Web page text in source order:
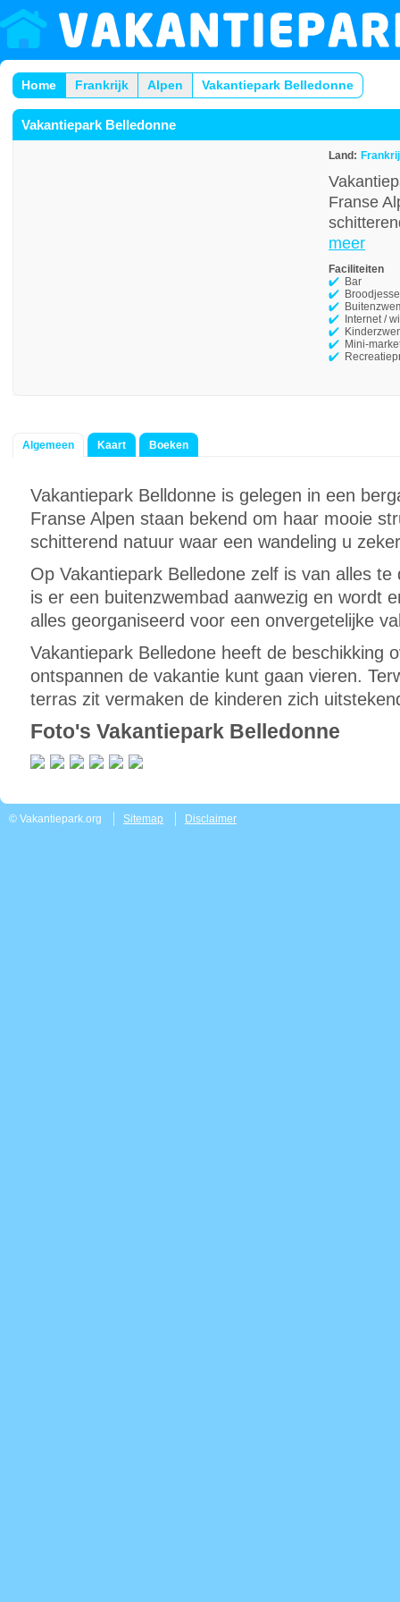
Home Frankrijk Alpen Vakantiepark Belledonne
Vakantiepark Belledonne
Land:
Franse
meer
Faciliteiten
Bar
Internet /
Mini-
Algemeen Kaart Boeken
Vakantiepark Belldonne is gelegen in een
Franse Alpen staan bekend om haar mooie
schitterend natuur waar een wandeling u
Op Vakantiepark Belledone zelf is van alles
is er een buitenzwembad aanwezig en wordt
alles georganiseerd voor een onvergetelijke
Vakantiepark Belledone heeft de beschikking
ontspannen de vakantie kunt gaan vieren.
terras zit vermaken de kinderen zich
Foto's Vakantiepark Belledonne
© Vakantiepark.org Sitemap Disclaimer